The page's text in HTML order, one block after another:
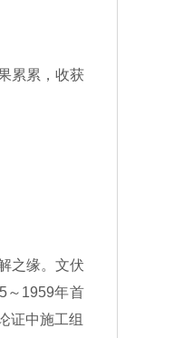
累累，收获
之缘。文伏
～1959年首
证中施工组